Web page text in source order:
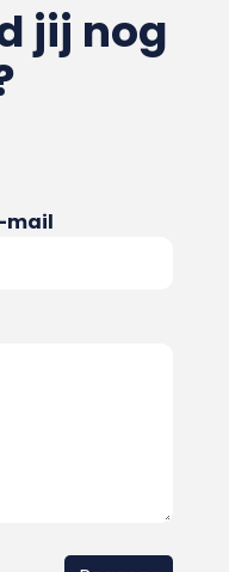
jij nog
mail